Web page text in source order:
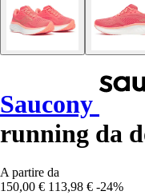
Saucony
running da
A partire da
150,00 € 113,98 € -24%